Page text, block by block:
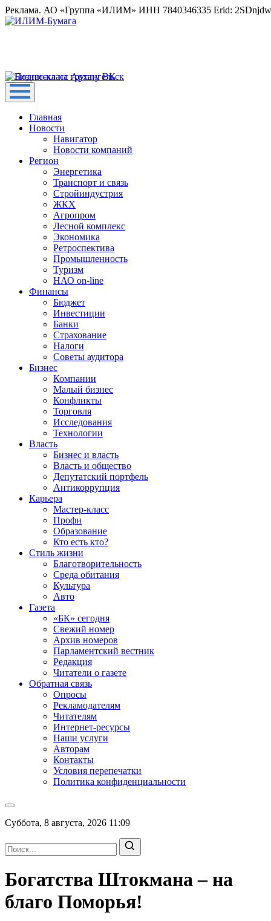
Реклама. АО «Группа «ИЛИМ» ИНН 7840346335 Erid:
Главная
Новости
Навигатор
Новости компаний
Регион
Энергетика
Транспорт и связь
Стройиндустрия
ЖКХ
Агропром
Лесной комплекс
Экономика
Ретроспектива
Промышленность
Туризм
НАО on-line
Финансы
Бюджет
Инвестиции
Банки
Страхование
Налоги
Советы аудитора
Бизнес
Компании
Малый бизнес
Конфликты
Торговля
Исследования
Технологии
Власть
Бизнес и власть
Власть и общество
Депутатский портфель
Антикоррупция
Карьера
Мастер-класс
Профи
Образование
Кто есть кто?
Стиль жизни
Благотворительность
Среда обитания
Культура
Авто
Газета
«БК» сегодня
Свежий номер
Архив номеров
Парламентский вестник
Редакция
Читатели о газете
Обратная связь
Опросы
Рекламодателям
Читателям
Интернет-ресурсы
Наши услуги
Авторам
Контакты
Условия перепечатки
Политика конфиденциальности
Суббота, 8 августа, 2026 11:09
Богатства Штокмана – на
благо Поморья!